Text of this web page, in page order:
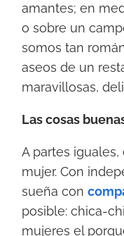
amantes; en
o sobre un
somos tan
aseos de un
maravillosas,
Las cosas
A partes iguales,
mujer. Con
sueña con
posible: chica-
mujeres el